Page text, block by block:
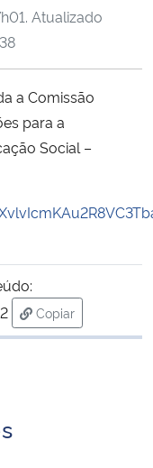
. Atualizado
a Comissão
para a
Social –
Copiar
para área de